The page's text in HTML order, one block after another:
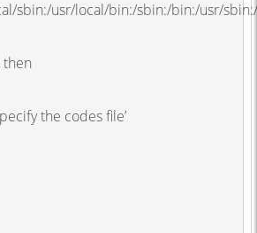
sbin:/usr/local/bin:/sbin:/bin:/usr/
then
the codes file’